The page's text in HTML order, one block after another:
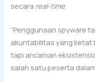
secara real-time
“Penggunaan spyware
akuntabilitas yang ketat
tapi ancaman
salah satu peserta